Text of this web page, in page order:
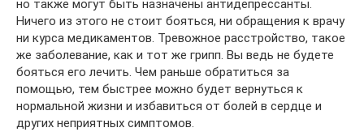
но также могут быть назначены антидепрессанты.
Ничего из этого не стоит бояться, ни обращения к врачу
ни курса медикаментов. Тревожное расстройство, такое
же заболевание, как и тот же грипп. Вы ведь не будете
бояться его лечить. Чем раньше обратиться за
помощью, тем быстрее можно будет вернуться к
нормальной жизни и избавиться от болей в сердце и
других неприятных симптомов.